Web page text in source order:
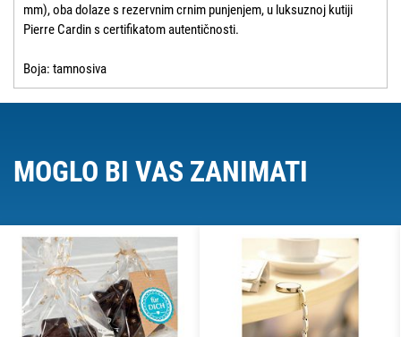
mm), oba dolaze s rezervnim crnim punjenjem, u luksuznoj kutiji
Pierre Cardin s certifikatom autentičnosti.
Boja: tamnosiva
MOGLO BI VAS ZANIMATI